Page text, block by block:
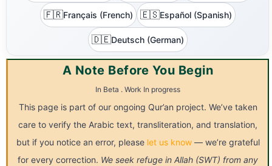
🇫🇷Français (French) 🇪🇸Español (Spanish)
🇩🇪Deutsch (German)
A Note Before You Begin
In Beta . Work In progress
This page is part of our ongoing Qur’an project. We’ve taken
care to verify the Arabic text, transliteration, and translation,
but if you notice an error, please let us know— we’re grateful
for every correction. We seek refuge in Allah (SWT) from any